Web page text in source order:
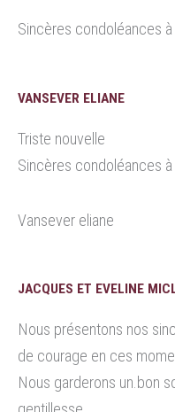
Sincères condoléances
VANSEVER ELIANE
Triste nouvelle
Sincères condoléances à
Vansever eliane
JACQUES ET EVELINE
Nous présentons nos
de courage en ces
Nous garderons un.bon